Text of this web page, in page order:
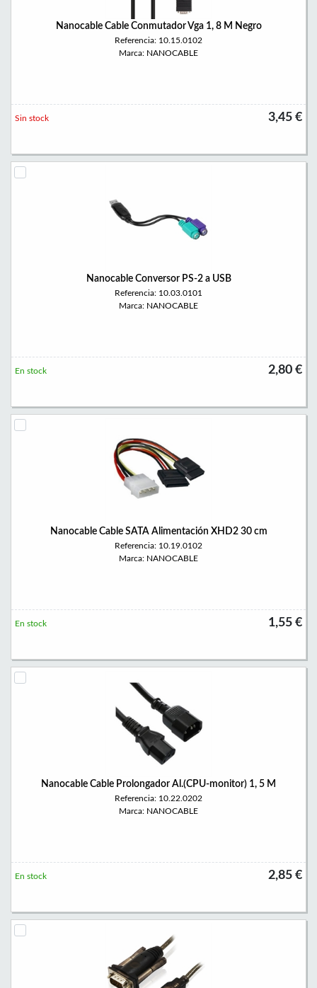
Nanocable Cable Conmutador Vga 1, 8 M Negro
Referencia: 10.15.0102
Marca: NANOCABLE
3,45 €
Sin stock
Nanocable Conversor PS-2 a USB
Referencia: 10.03.0101
Marca: NANOCABLE
2,80 €
En stock
Nanocable Cable SATA Alimentación XHD2 30 cm
Referencia: 10.19.0102
Marca: NANOCABLE
1,55 €
En stock
Nanocable Cable Prolongador Al.(CPU-monitor) 1, 5 M
Referencia: 10.22.0202
Marca: NANOCABLE
2,85 €
En stock